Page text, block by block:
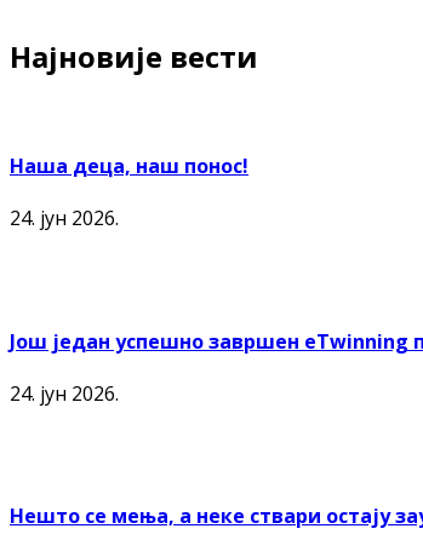
Најновије вести
Наша деца, наш понос!
24. јун 2026.
Још један успешно завршен еTwinning
24. јун 2026.
Нешто се мења, а неке ствари остају